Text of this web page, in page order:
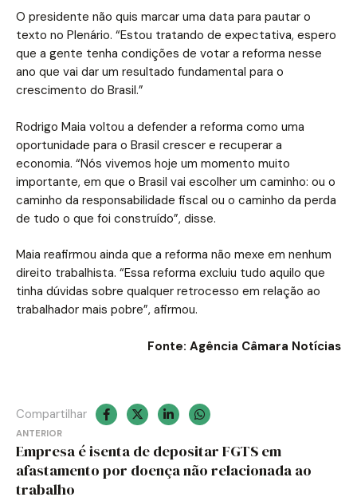
O presidente não quis marcar uma data para pautar o
texto no Plenário. “Estou tratando de expectativa, espero
que a gente tenha condições de votar a reforma nesse
ano que vai dar um resultado fundamental para o
crescimento do Brasil.”
Rodrigo Maia voltou a defender a reforma como uma
oportunidade para o Brasil crescer e recuperar a
economia. “Nós vivemos hoje um momento muito
importante, em que o Brasil vai escolher um caminho: ou o
caminho da responsabilidade fiscal ou o caminho da perda
de tudo o que foi construído”, disse.
Maia reafirmou ainda que a reforma não mexe em nenhum
direito trabalhista. “Essa reforma excluiu tudo aquilo que
tinha dúvidas sobre qualquer retrocesso em relação ao
trabalhador mais pobre”, afirmou.
Fonte: Agência Câmara Notícias
Compartilhar
Navegação
de
ANTERIOR
Empresa é isenta de depositar FGTS em
afastamento por doença não relacionada ao
trabalho